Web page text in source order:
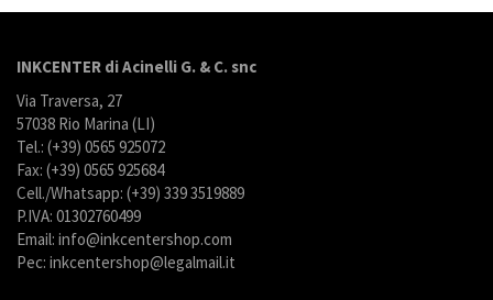
INKCENTER di Acinelli G. & C. snc
Via Traversa, 27
57038 Rio Marina (LI)
Tel.: (+39) 0565 925072
Fax: (+39) 0565 925684
Cell./Whatsapp: (+39) 339 3519889
P.IVA: 01302760499
Email: info@inkcentershop.com
Pec: inkcentershop@legalmail.it